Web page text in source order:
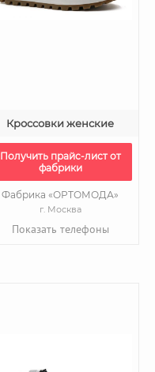
Кроссовки женские
Получить прайс-лист от
фабрики
Фабрика «ОРТОМОДА»
г. Москва
Показать телефоны